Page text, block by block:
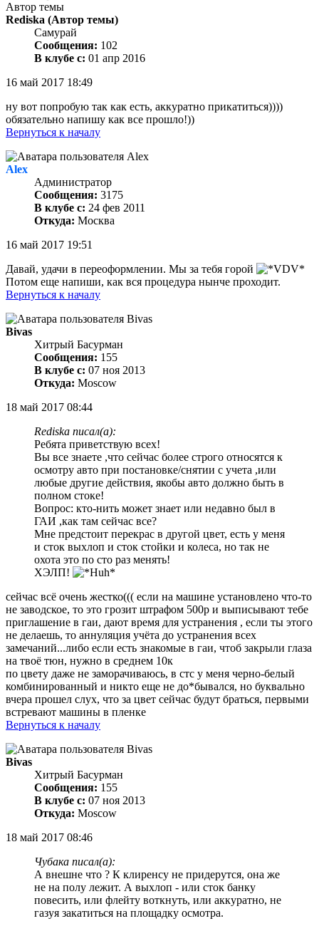
Автор темы
Rediska (Автор темы)
Самурай
Сообщения: 102
В клубе с: 01 апр 2016
16 май 2017 18:49
ну вот попробую так как есть, аккуратно прикатиться))))
обязательно напишу как все прошло!))
Вернуться к началу
Alex
Администратор
Сообщения: 3175
В клубе с: 24 фев 2011
Откуда: Москва
16 май 2017 19:51
Давай, удачи в переоформлении. Мы за тебя горой
Потом еще напиши, как вся процедура нынче проходит.
Вернуться к началу
Bivas
Хитрый Басурман
Сообщения: 155
В клубе с: 07 ноя 2013
Откуда: Moscow
18 май 2017 08:44
Rediska писал(а):
Ребята приветствую всех!
Вы все знаете ,что сейчас более строго относятся к
осмотру авто при постановке/снятии с учета ,или
любые другие действия, якобы авто должно быть в
полном стоке!
Вопрос: кто-нить может знает или недавно был в
ГАИ ,как там сейчас все?
Мне предстоит перекрас в другой цвет, есть у меня
и сток выхлоп и сток стойки и колеса, но так не
охота это по сто раз менять!
ХЭЛП!
сейчас всё очень жестко((( если на машине установлено что-то
не заводское, то это грозит штрафом 500р и выписывают тебе
приглашение в гаи, дают время для устранения , если ты этого
не делаешь, то аннуляция учёта до устранения всех
замечаний...либо если есть знакомые в гаи, чтоб закрыли глаза
на твоё тюн, нужно в среднем 10к
по цвету даже не заморачиваюсь, в стс у меня черно-белый
комбинированный и никто еще не до*бывался, но буквально
вчера прошел слух, что за цвет сейчас будут браться, первыми
встревают машины в пленке
Вернуться к началу
Bivas
Хитрый Басурман
Сообщения: 155
В клубе с: 07 ноя 2013
Откуда: Moscow
18 май 2017 08:46
Чубака писал(а):
А внешне что ? К клиренсу не придерутся, она же
не на полу лежит. А выхлоп - или сток банку
повесить, или флейту воткнуть, или аккуратно, не
газуя закатиться на площадку осмотра.